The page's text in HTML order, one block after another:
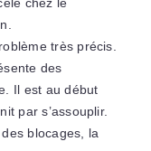
chez le
très précis.
des
Il est au début
par s’assouplir.
blocages, la